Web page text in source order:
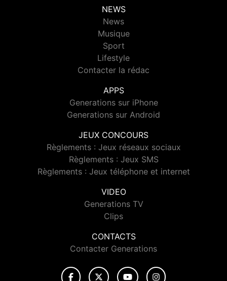
NEWS
News
Musique
Sport
Lifestyle
Contacter la rédac
APPS
Generations sur iPhone
Generations sur Android
JEUX CONCOURS
Règlements : Jeux réseaux sociaux
Règlements : Jeux SMS
Règlements : Jeux téléphone et internet
VIDEO
Generations TV
Clips
CONTACTS
Contacter Generations